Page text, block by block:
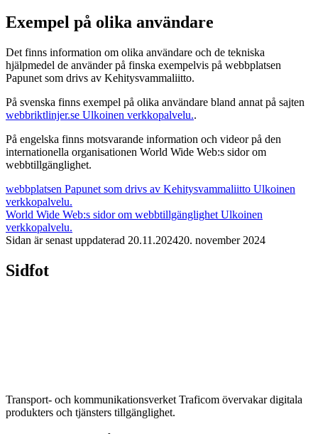
Exempel på olika användare
Det finns information om olika användare och de tekniska
hjälpmedel de använder på finska exempelvis på webbplatsen
Papunet som drivs av Kehitysvammaliitto.
På svenska finns exempel på olika användare bland annat på sajten
webbriktlinjer.se Ulkoinen verkkopalvelu..
På engelska finns motsvarande information och videor på den
internationella organisationen World Wide Web:s sidor om
webbtillgänglighet.
webbplatsen Papunet som drivs av Kehitysvammaliitto Ulkoinen
verkkopalvelu.
World Wide Web:s sidor om webbtillgänglighet Ulkoinen
verkkopalvelu.
Sidan är senast uppdaterad 20.11.202420. november 2024
Sidfot
Transport- och kommunikationsverket Traficom övervakar digitala
produkters och tjänsters tillgänglighet.